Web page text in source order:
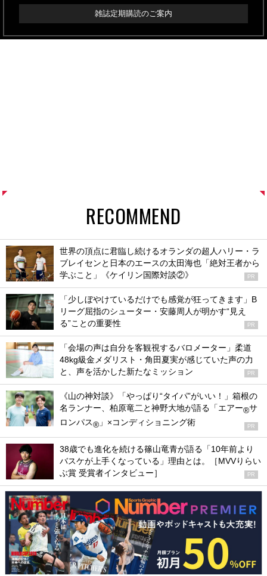
雑誌定期購読のご案内
RECOMMEND
世界の頂点に君臨し続けるオランダの超人ハリー・ラ
ブレイセンと日本のエースの太田海也「絶対王者から
学ぶこと」《ケイリン国際対談②》
PR
「少しぼやけているだけでも感覚が狂ってきます」B
リーグ屈指のシューター・安藤周人が明かす“見え
る”ことの重要性
PR
「会場の声は自分を客観視するバロメーター」柔道
48kg級金メダリスト・角田夏実が感じていた声の力
と、声を活かした新たなミッション
PR
《山の神対談》「やっぱり“タイパ”がいい！」箱根の
名ランナー、柏原竜二と神野大地が語る「エアー®サ
ロンパス® 」×コンディショニング術 PR
38歳でも進化を続ける篠山竜青が語る「10年前より
バスケが上手くなっている」理由とは。［MVVりらい
ぶ賞 受賞者インタビュー］
PR